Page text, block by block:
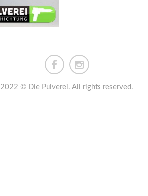
2022 © Die Pulverei. All rights reserved.